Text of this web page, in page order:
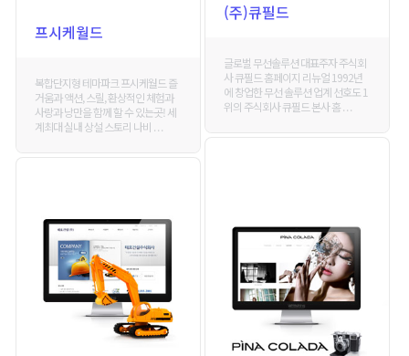
(주)큐필드
글로벌 무선솔루션 대표주자 주식회
사 큐필드 홈페이지 리뉴얼 1992년
에 창업한 무선 솔루션 업계 선호도 1
위의 주식회사 큐필드 본사 홈 . . .
프시케월드
복합단지형 테마파크 프시케월드 즐
거움과 액션, 스릴, 환상적인 체험과
사랑과 낭만을 함께 할 수 있는곳! 세
계최대 실내 상설 스토리 나비 . . .